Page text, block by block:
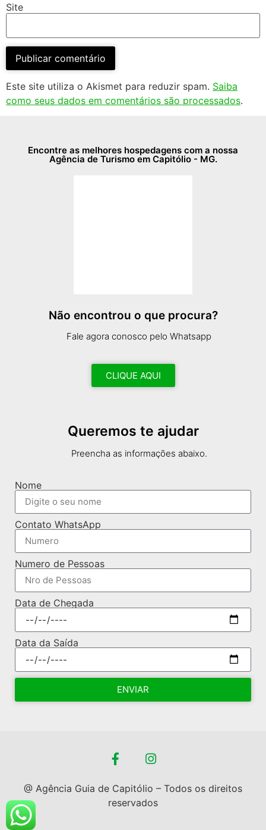
Site
Este site utiliza o Akismet para reduzir spam. Saiba
como seus dados em comentários são processados.
Encontre as melhores hospedagens com a nossa
Agência de Turismo em Capitólio - MG.
Não encontrou o que procura?
Fale agora conosco pelo Whatsapp
CLIQUE AQUI
Queremos te ajudar
Preencha as informações abaixo.
Nome
Contato WhatsApp
Numero de Pessoas
Data de Chegada
Data da Saída
ENVIAR
@ Agência Guia de Capitólio – Todos os direitos
reservados